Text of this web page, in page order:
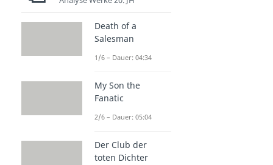
Death of a
Salesman
1/6 – Dauer: 04:34
My Son the
Fanatic
2/6 – Dauer: 05:04
Der Club der
toten Dichter